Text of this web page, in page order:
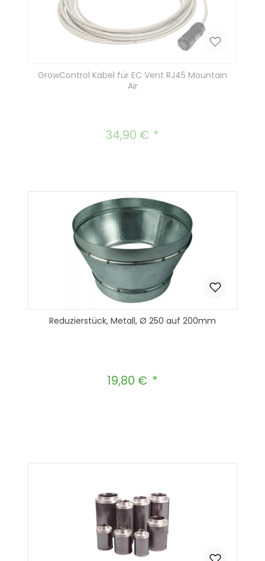
GrowControl Kabel für EC Vent RJ45 Mountain
Air
Regulärer Preis:
34,90 €
Reduzierstück, Metall, Ø 250 auf 200mm
Regulärer Preis:
19,80 €